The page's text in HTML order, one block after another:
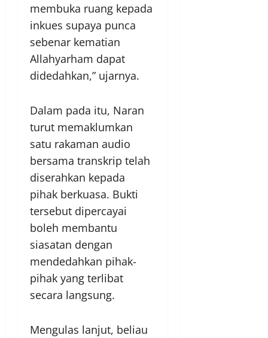
membuka ruang kepada
inkues supaya punca
sebenar kematian
Allahyarham dapat
didedahkan,” ujarnya.
Dalam pada itu, Naran
turut memaklumkan
satu rakaman audio
bersama transkrip telah
diserahkan kepada
pihak berkuasa. Bukti
tersebut dipercayai
boleh membantu
siasatan dengan
mendedahkan pihak-
pihak yang terlibat
secara langsung.
Mengulas lanjut, beliau